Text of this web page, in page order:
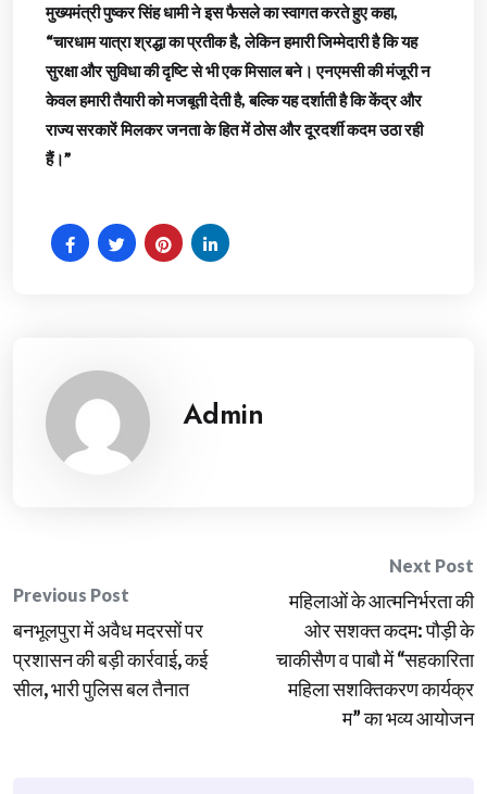
मुख्यमंत्री पुष्कर सिंह धामी ने इस फैसले का स्वागत करते हुए कहा,
“चारधाम यात्रा श्रद्धा का प्रतीक है, लेकिन हमारी जिम्मेदारी है कि यह
सुरक्षा और सुविधा की दृष्टि से भी एक मिसाल बने। एनएमसी की मंजूरी न
केवल हमारी तैयारी को मजबूती देती है, बल्कि यह दर्शाती है कि केंद्र और
राज्य सरकारें मिलकर जनता के हित में ठोस और दूरदर्शी कदम उठा रही
हैं।”
Admin
Post
navigation
Previous Post
बनभूलपुरा में अवैध मदरसों पर
प्रशासन की बड़ी कार्रवाई, कई
सील, भारी पुलिस बल तैनात
Next Post
महिलाओं के आत्मनिर्भरता की
ओर सशक्त कदम: पौड़ी के
चाकीसैण व पाबौ में “सहकारिता
महिला सशक्तिकरण कार्यक्र
म” का भव्य आयोजन